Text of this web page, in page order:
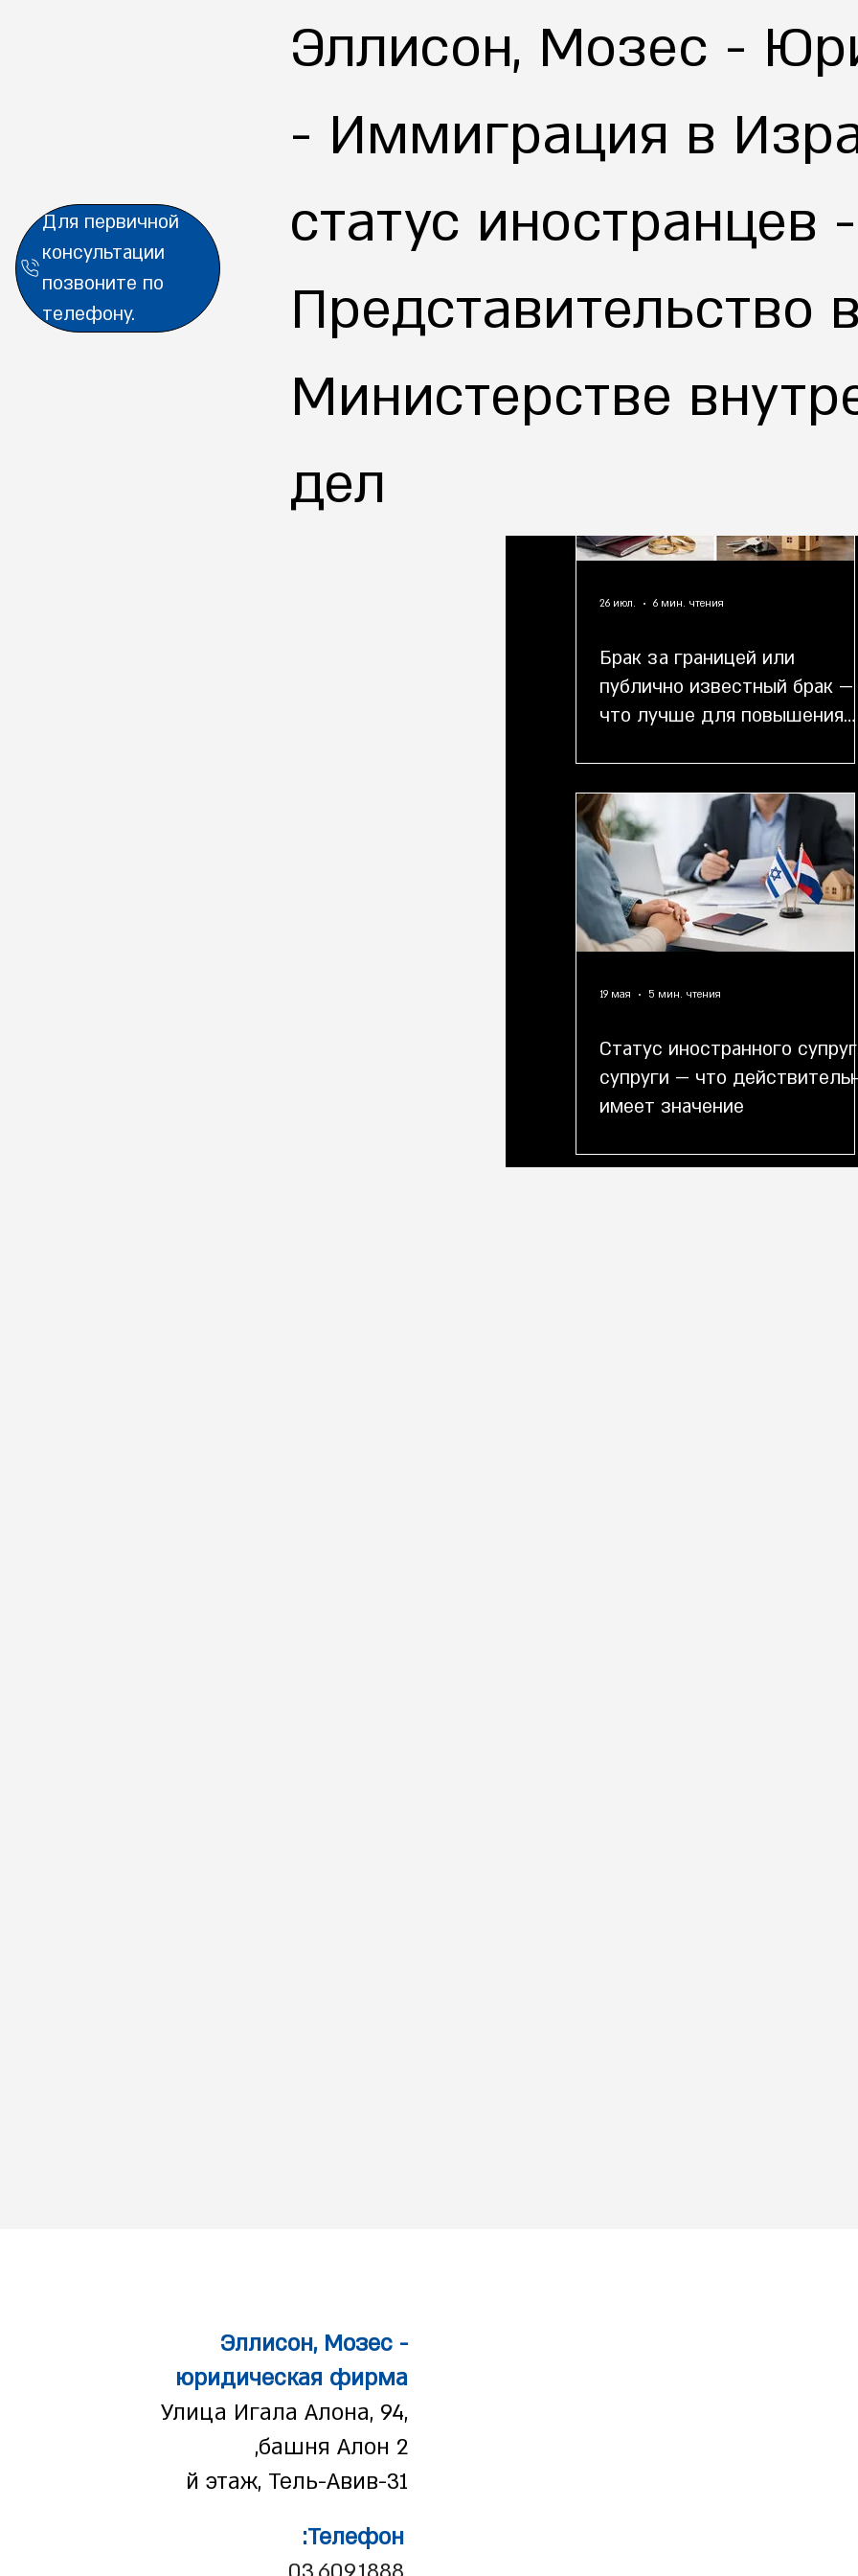
Для первичной
консультации
позвоните по
телефону.
Эллисон, Мозес -
- Иммиграция в
статус иностранцев -
Представительство в
Министерстве
дел
Аналитически
е выводы
26 июл. 6 мин. чтения
Брак за границей или
публично известный брак —
что лучше для повышения
19 мая 5 мин. чтения
Статус иностранного
супруги — что
имеет значение
Эллисон, Мозес -
юридическая фирма
Улица Игала Алона, 94,
башня Алон 2,
31-й этаж, Тель-Авив
Телефон: